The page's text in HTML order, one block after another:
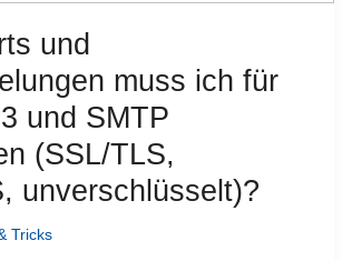
und
muss ich für
und SMTP
(SSL/TLS,
unverschlüsselt)?
Tricks